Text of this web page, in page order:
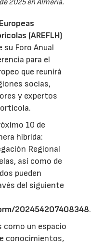
2025 en Almería.
(AREFLH)
su Foro Anual
para el
que reunirá
socias,
y expertos
10 de
híbrida:
Regional
así como de
pueden
del siguiente
202454207408348.
como un espacio
conocimientos,